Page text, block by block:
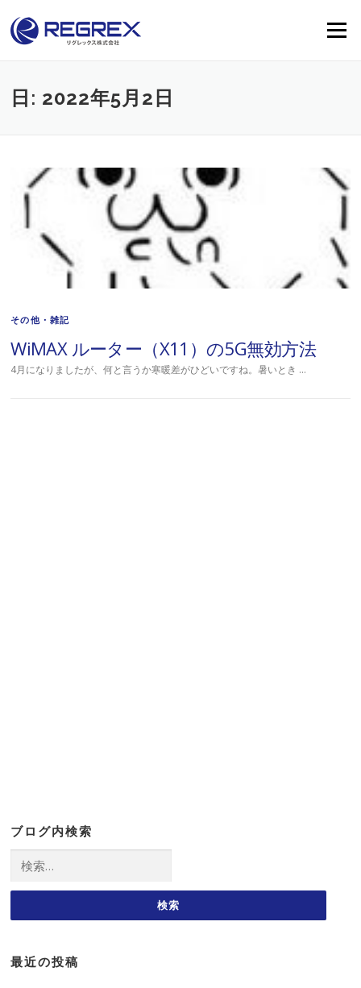
content
Menu
日: 2022年5月2日
その他・雑記
WiMAX ルーター（X11）の5G無効方法
4月になりましたが、何と言うか寒暖差がひどいですね。暑いとき …
ブログ内検索
索:
最近の投稿